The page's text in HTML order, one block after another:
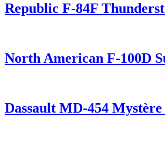
Republic F-84F
North American F-100D
Dassault MD-454